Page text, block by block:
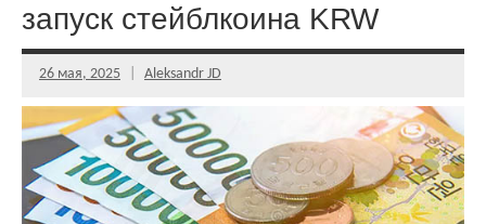
запуск стейблкоина KRW
26 мая, 2025 Aleksandr JD